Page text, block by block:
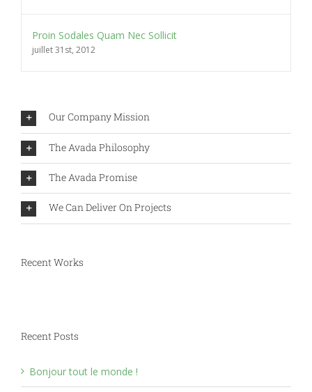
Proin Sodales Quam Nec Sollicit
juillet 31st, 2012
Our Company Mission
The Avada Philosophy
The Avada Promise
We Can Deliver On Projects
Recent Works
Recent Posts
Bonjour tout le monde !